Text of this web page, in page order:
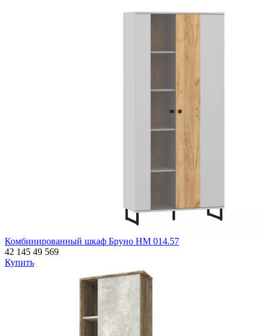
Комбинированный шкаф Бруно НМ 014.57
42 145 49 569
Купить